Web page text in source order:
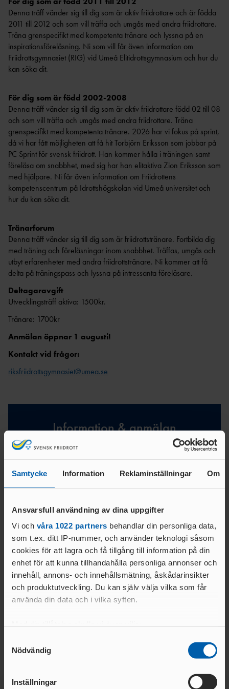
Samtycke Information Reklaminställningar Om
Ansvarsfull användning av dina uppgifter
Vi och våra 1022 partners behandlar din personliga data,
som t.ex. ditt IP-nummer, och använder teknologi såsom
cookies för att lagra och få tillgång till information på din
enhet för att kunna tillhandahålla personliga annonser och
innehåll, annons- och innehållsmätning, åskådarinsikter
och produktutveckling. Du kan själv välja vilka som får
använda din data och i vilka syften.
som kan ha en noggrannhet på upp till flera meter
Nödvändig
Inställningar
VÄSTERBOTTE
N
STATISTI
K
NORRBOTTE
N
STATISTI
K
PRIX
BARENTS
GAMES
AN
RESULTAT OCH
STATISTIK
IDROTTSHÖGSKOLAN I
UMEÅ
Denna träff vänder sig till dig som är aktiv friidrottare och är födda
2011 till 2012 och som vill träffa och umgås med andra friidrottare.
Träna grenspecifikt med kompetenta tränare och lyssna på en
inspirationsföreläsning. Ni som vill får även information om
Friidrottsgymnasiet (RIG) vid Umeå Elitidrottsgymnasium och hur du
kan söka dit.
För dig som är född 2002-2008
Denna träff vänder sig till dig som är aktiv friidrottare född 02 till 08
och som vill träffa och umgås med andra friidrottare. Träna
grenspecifikt med kompetenta tränare. 2026 har vi fokus på sprint,
då vi har fått möjligheten att få hit Torbjörn Eriksson som jobbar på
PC Sprint för svensk friidrott. Han kommer hålla i träningen samt
föreläsa om snabbhet, med sig har han elitaktiva Zion Eriksson som
med hjälpare. Ni får även information om Friidrottens
kompetenscentrum på Idrottshögskolan vid Umeå universitet och
hur du kan söka dit.
Tränarforum
Denna träff vänder sig till dig som är friidrottstränare. Fortbilda dig
med träning och föreläsningar inom snabbhet. Träffas, umgås och
utbyt erfarenheter med andra friidrottstränare. Ni kommer att få
delta på träningspass och lyssna på intressanta föreläsare.
Deltagaravgift
Utvecklingsträff aktiva: 1500kr.
Tränare: 1700kr
Anmälan öppnar 1 augusti!
Kontakt vid frågor:
riksfriidrottsgymnasiet@umea.se
Information & anmälan
Inbjudan
Inbjudan Tränaforum junior
Program 2026